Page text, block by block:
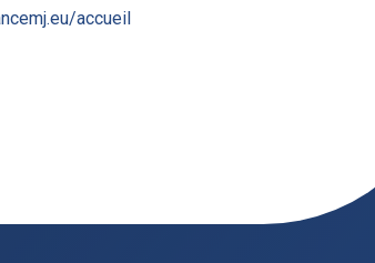
accueil